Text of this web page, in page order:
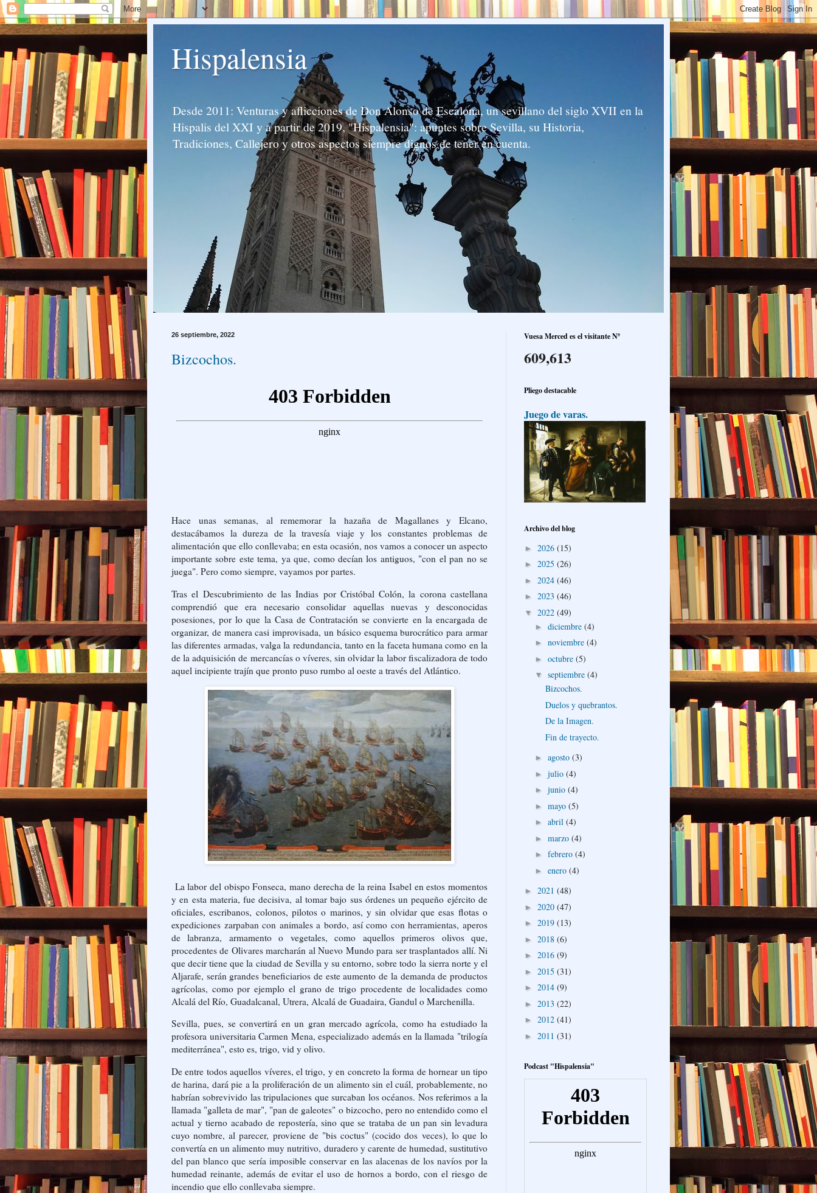
Hispalensia
Desde 2011: Venturas y aflicciones de Don Alonso de Escalona, un sevillano del siglo XVII en la
Hispalis del XXI y a partir de 2019, "Hispalensia": apuntes sobre Sevilla, su Historia,
Tradiciones, Callejero y otros aspectos siempre dignos de tener en cuenta.
26 septiembre, 2022
Bizcochos.
Hace unas semanas, al rememorar la hazaña de Magallanes y Elcano,
destacábamos la dureza de la travesía viaje y los constantes problemas de
alimentación que ello conllevaba; en esta ocasión, nos vamos a conocer un aspecto
importante sobre este tema, ya que, como decían los antiguos, "con el pan no se
juega". Pero como siempre, vayamos por partes.
Tras el Descubrimiento de las Indias por Cristóbal Colón, la corona castellana
comprendió que era necesario consolidar aquellas nuevas y desconocidas
posesiones, por lo que la Casa de Contratación se convierte en la encargada de
organizar, de manera casi improvisada, un básico esquema burocrático para armar
las diferentes armadas, valga la redundancia, tanto en la faceta humana como en la
de la adquisición de mercancías o víveres, sin olvidar la labor fiscalizadora de todo
aquel incipiente trajín que pronto puso rumbo al oeste a través del Atlántico.
La labor del obispo Fonseca, mano derecha de la reina Isabel en estos momentos
y en esta materia, fue decisiva, al tomar bajo sus órdenes un pequeño ejército de
oficiales, escribanos, colonos, pilotos o marinos, y sin olvidar que esas flotas o
expediciones zarpaban con animales a bordo, así como con herramientas, aperos
de labranza, armamento o vegetales, como aquellos primeros olivos que,
procedentes de Olivares marcharán al Nuevo Mundo para ser trasplantados allí. Ni
que decir tiene que la ciudad de Sevilla y su entorno, sobre todo la sierra norte y el
Aljarafe, serán grandes beneficiarios de este aumento de la demanda de productos
agrícolas, como por ejemplo el grano de trigo procedente de localidades como
Alcalá del Río, Guadalcanal, Utrera, Alcalá de Guadaira, Gandul o Marchenilla.
Sevilla, pues, se convertirá en un gran mercado agrícola, como ha estudiado la
profesora universitaria Carmen Mena, especializado además en la llamada "trilogía
mediterránea", esto es, trigo, vid y olivo.
De entre todos aquellos víveres, el trigo, y en concreto la forma de hornear un tipo
de harina, dará pie a la proliferación de un alimento sin el cuál, probablemente, no
habrían sobrevivido las tripulaciones que surcaban los océanos. Nos referimos a la
llamada "galleta de mar", "pan de galeotes" o bizcocho, pero no entendido como el
actual y tierno acabado de repostería, sino que se trataba de un pan sin levadura
cuyo nombre, al parecer, proviene de "bis coctus" (cocido dos veces), lo que lo
convertía en un alimento muy nutritivo, duradero y carente de humedad, sustitutivo
del pan blanco que sería imposible conservar en las alacenas de los navíos por la
humedad reinante, además de evitar el uso de hornos a bordo, con el riesgo de
incendio que ello conllevaba siempre.
Vuesa Merced es el visitante Nº
609,613
Pliego destacable
Juego de varas.
Archivo del blog
► 2026 (15)
► 2025 (26)
► 2024 (46)
► 2023 (46)
▼ 2022 (49)
► diciembre (4)
► noviembre (4)
► octubre (5)
▼ septiembre (4)
Bizcochos.
Duelos y quebrantos.
De la Imagen.
Fin de trayecto.
► agosto (3)
► julio (4)
► junio (4)
► mayo (5)
► abril (4)
► marzo (4)
► febrero (4)
► enero (4)
► 2021 (48)
► 2020 (47)
► 2019 (13)
► 2018 (6)
► 2016 (9)
► 2015 (31)
► 2014 (9)
► 2013 (22)
► 2012 (41)
► 2011 (31)
Podcast "Hispalensia"